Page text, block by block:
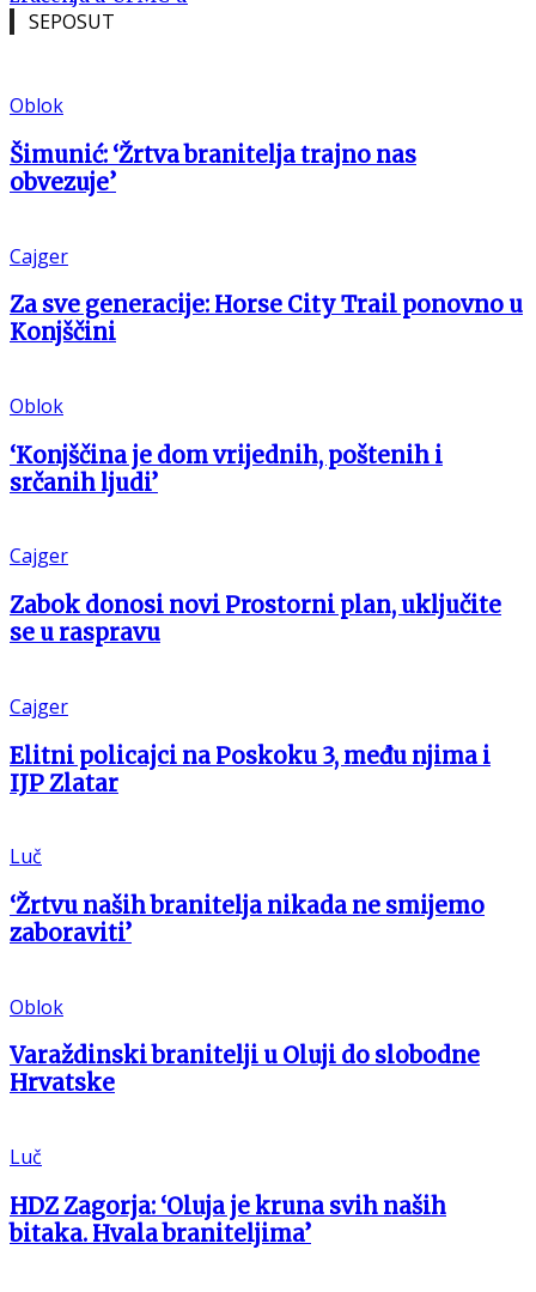
SEPOSUT
Oblok
Šimunić: ‘Žrtva branitelja trajno nas
obvezuje’
Cajger
Za sve generacije: Horse City Trail ponovno u
Konjščini
Oblok
‘Konjščina je dom vrijednih, poštenih i
srčanih ljudi’
Cajger
Zabok donosi novi Prostorni plan, uključite
se u raspravu
Cajger
Elitni policajci na Poskoku 3, među njima i
IJP Zlatar
Luč
‘Žrtvu naših branitelja nikada ne smijemo
zaboraviti’
Oblok
Varaždinski branitelji u Oluji do slobodne
Hrvatske
Luč
HDZ Zagorja: ‘Oluja je kruna svih naših
bitaka. Hvala braniteljima’